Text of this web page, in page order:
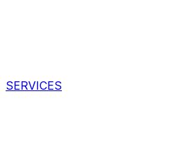
SERVICES